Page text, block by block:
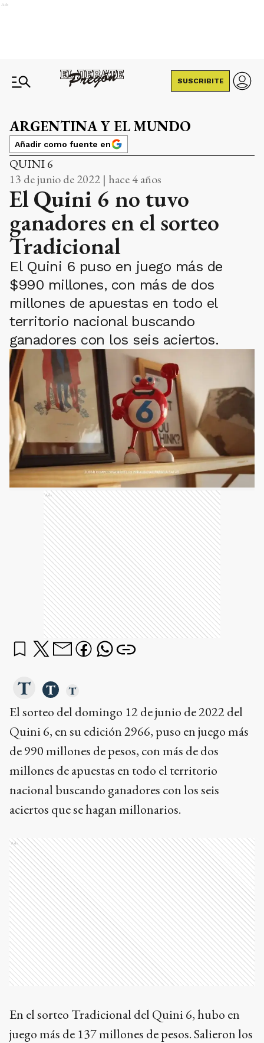
Ads
SUSCRIBITE
ARGENTINA Y EL MUNDO
Añadir como fuente en
QUINI 6
13 de junio de 2022 | hace 4 años
El Quini 6 no tuvo
ganadores en el sorteo
Tradicional
El Quini 6 puso en juego más de
$990 millones, con más de dos
millones de apuestas en todo el
territorio nacional buscando
ganadores con los seis aciertos.
Ads
El sorteo del domingo 12 de junio de 2022 del
Quini 6, en su edición 2966, puso en juego más
de 990 millones de pesos, con más de dos
millones de apuestas en todo el territorio
nacional buscando ganadores con los seis
aciertos que se hagan millonarios.
Ads
En el sorteo Tradicional del Quini 6, hubo en
juego más de 137 millones de pesos. Salieron los